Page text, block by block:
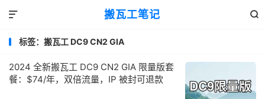
搬瓦工笔记 

标签：搬瓦工 DC9 CN2 GIA
2024 全新搬瓦工 DC9 CN2 GIA 限量版套
餐：$74/年，双倍流量，IP 被封可退款